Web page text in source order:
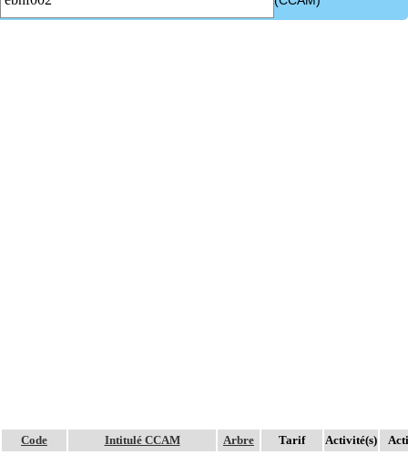
Code Intitulé CCAM Arbre Tarif Activité(s)